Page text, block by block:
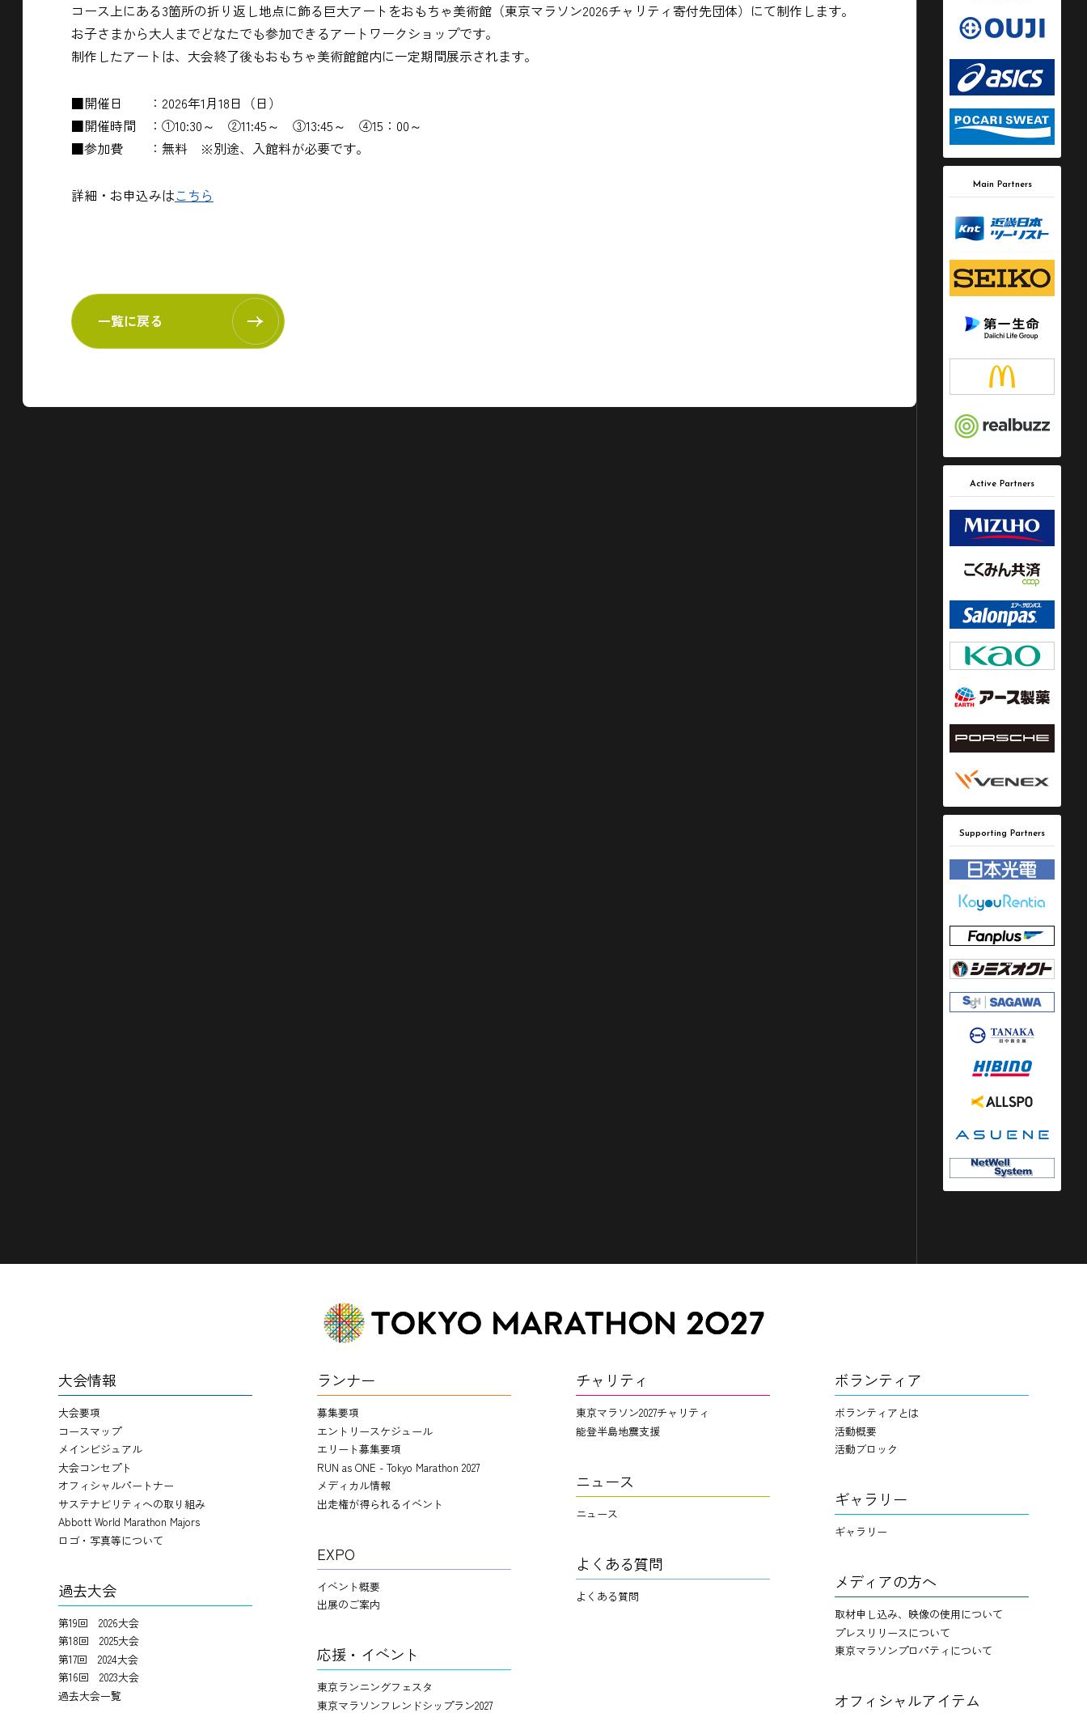
コース上にある3箇所の折り返し地点に飾る巨大アートをおもちゃ美術館（東京マラソン2026チャリティ寄付先団体）にて制作します。
お子さまから大人までどなたでも参加できるアートワークショップです。
制作したアートは、大会終了後もおもちゃ美術館館内に一定期間展示されます。
■開催日 ：2026年1月18日（日）
■開催時間 ：①10:30～ ②11:45～ ③13:45～ ④15：00～
■参加費 ：無料 ※別途、入館料が必要です。
詳細・お申込みはこちら
一覧に戻る
Main Partners
Active Partners
Supporting Partners
大会情報
大会要項
コースマップ
メインビジュアル
大会コンセプト
オフィシャルパートナー
サステナビリティへの取り組み
Abbott World Marathon Majors
ロゴ・写真等について
過去大会
第19回 2026大会
第18回 2025大会
第17回 2024大会
第16回 2023大会
過去大会一覧
ランナー
募集要項
エントリースケジュール
エリート募集要項
RUN as ONE - Tokyo Marathon 2027
メディカル情報
出走権が得られるイベント
EXPO
イベント概要
出展のご案内
応援・イベント
東京ランニングフェスタ
東京マラソンフレンドシップラン2027
チャリティ
東京マラソン2027チャリティ
能登半島地震支援
ニュース
ニュース
よくある質問
よくある質問
ボランティア
ボランティアとは
活動概要
活動ブロック
ギャラリー
ギャラリー
メディアの方へ
取材申し込み、映像の使用について
プレスリリースについて
東京マラソンプロパティについて
オフィシャルアイテム